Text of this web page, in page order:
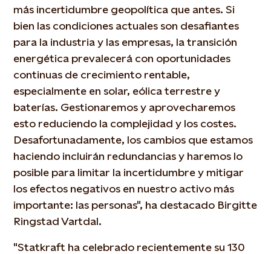
más incertidumbre geopolítica que antes. Si
bien las condiciones actuales son desafiantes
para la industria y las empresas, la transición
energética prevalecerá con oportunidades
continuas de crecimiento rentable,
especialmente en solar, eólica terrestre y
baterías. Gestionaremos y aprovecharemos
esto reduciendo la complejidad y los costes.
Desafortunadamente, los cambios que estamos
haciendo incluirán redundancias y haremos lo
posible para limitar la incertidumbre y mitigar
los efectos negativos en nuestro activo más
importante: las personas", ha destacado Birgitte
Ringstad Vartdal.
"Statkraft ha celebrado recientemente su 130